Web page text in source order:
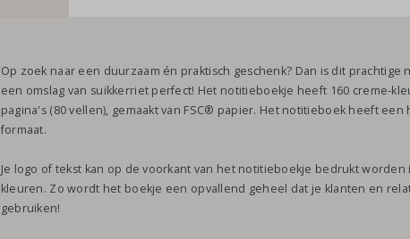
Op zoek naar een duurzaam én praktisch geschenk? Dan is dit prachtige
een omslag van suikkerriet perfect! Het notitieboekje heeft 160 creme-
pagina's (80 vellen), gemaakt van FSC® papier. Het notitieboek heeft een
formaat.
Je logo of tekst kan op de voorkant van het notitieboekje bedrukt worden
kleuren. Zo wordt het boekje een opvallend geheel dat je klanten en
gebruiken!